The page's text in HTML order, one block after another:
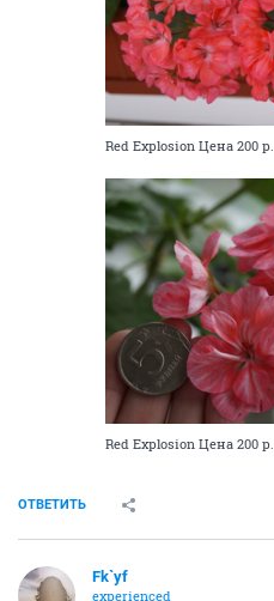
Red Explosion Цена 200 р.
Red Explosion Цена 200 р.
ОТВЕТИТЬ
Fk`yf
experienced